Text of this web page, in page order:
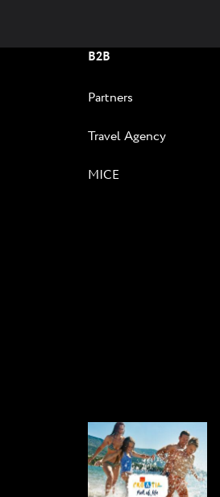
B2B
Partners
Travel Agency
MICE